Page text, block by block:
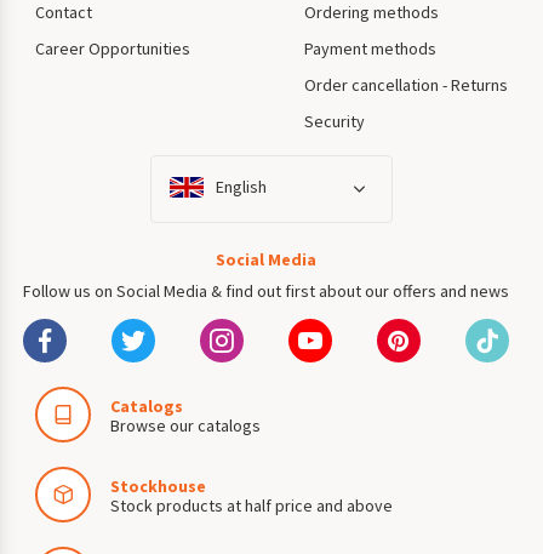
Contact
Career Opportunities
Ordering methods
Payment methods
Order cancellation - Returns
Security
English
Social Media
Follow us on Social Media & find out first about our offers and news
Catalogs
Browse our catalogs
Stockhouse
Stock products at half price and above